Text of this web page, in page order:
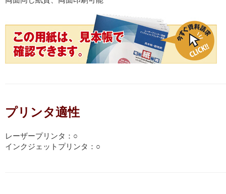
プリンタ適性
レーザープリンタ：○
インクジェットプリンタ：○